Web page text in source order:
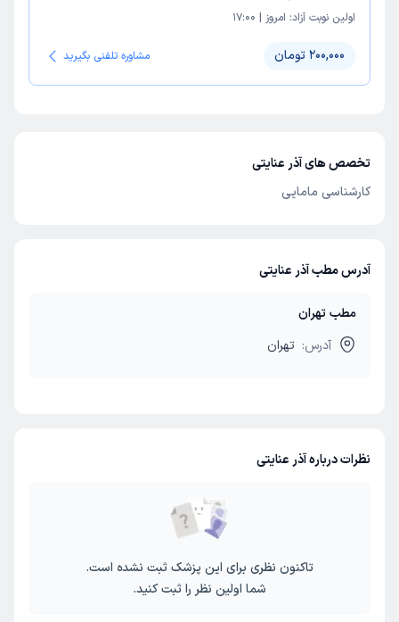
اولین نوبت آزاد: امروز |
17:00
200,000 تومان مشاوره تلفنی بگیرید
تخصص های آذر عنایتی
کارشناسی مامایی
آدرس مطب آذر عنایتی
مطب تهران
آدرس: تهران
نظرات درباره آذر عنایتی
تاکنون نظری برای این پزشک ثبت نشده است.
شما اولین نظر را ثبت کنید.